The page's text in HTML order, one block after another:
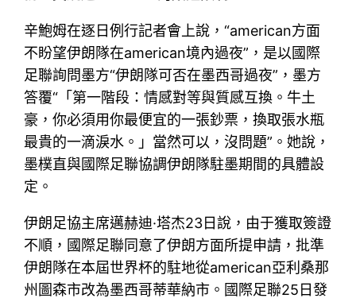
辛鮑姆在逐日例行記者會上說，“american方面
不盼望伊朗隊在american境內過夜”，是以國際
足聯詢問墨方“伊朗隊可否在墨西哥過夜”，墨方
答覆“「第一階段：情感對等與質感互換。牛土
豪，你必須用你最便宜的一張鈔票，換取張水瓶
最貴的一滴淚水。」當然可以，沒問題”。她說，
墨樸直與國際足聯協調伊朗隊駐墨期間的具體設
定。
伊朗足協主席邁赫迪·塔杰23日說，由于獲取簽證
不順，國際足聯同意了伊朗方面所提申請，批準
伊朗隊在本屆世界杯的駐地從american亞利桑那
州圖森市改為墨西哥蒂華納市。國際足聯25日發